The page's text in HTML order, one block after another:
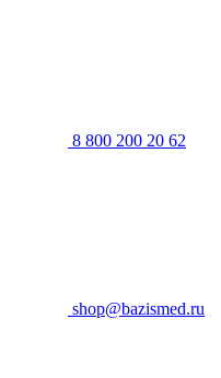
8 800 200 20 62
shop@bazismed.ru